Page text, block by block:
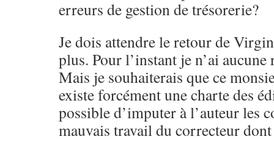
erreurs de gestion de trésorerie?
Je dois attendre le retour de
plus. Pour l’instant je n’ai aucune
Mais je souhaiterais que ce
existe forcément une charte des
possible d’imputer à l’auteur les
mauvais travail du correcteur